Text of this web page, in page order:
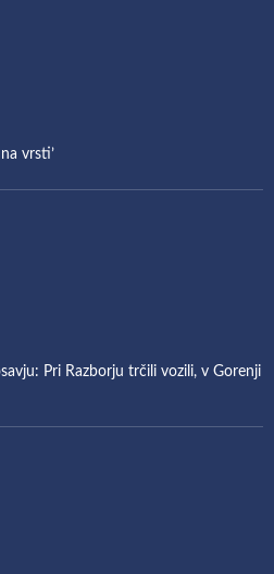
vrsti’
Pri Razborju trčili vozili, v Gorenji